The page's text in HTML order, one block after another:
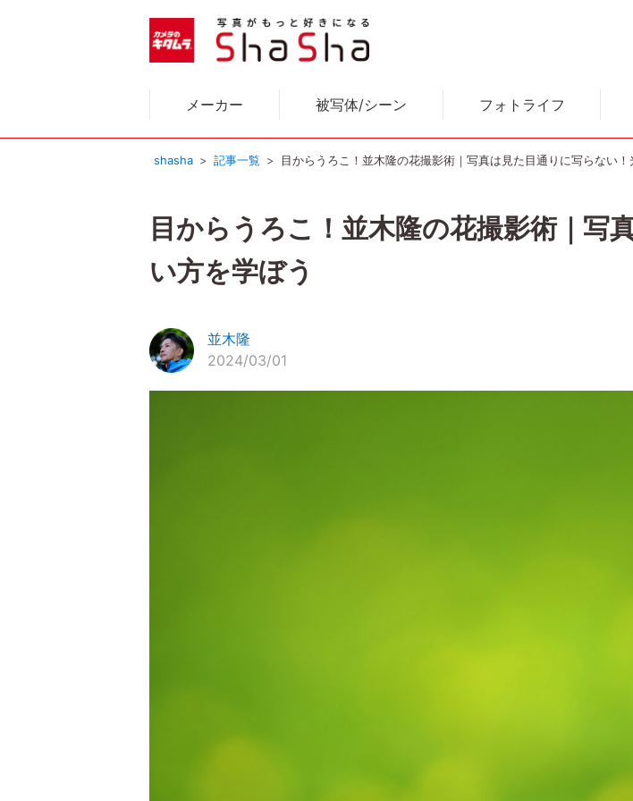
メーカー 被写体/シーン フォトライフ
shasha 記事一覧 目からうろこ！並木隆の花撮影術｜写真は見た目通りに写らない！
目からうろこ！並木隆の花撮影術｜写
い方を学ぼう
並木隆
2024/03/01